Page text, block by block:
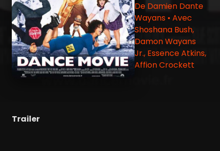
De Damien Dante
Wayans • Avec
Shoshana Bush,
Damon Wayans
Jr., Essence Atkins,
Affion Crockett
Trailer